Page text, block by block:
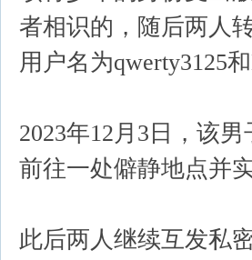
者相识的，随后两人
用户名为qwerty3125
2023年12月3日，该
前往一处僻静地点并
此后两人继续互发私